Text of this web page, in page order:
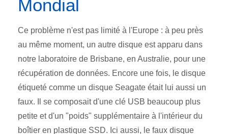
Mondial
Ce problème n'est pas limité à l'Europe : à peu près
au même moment, un autre disque est apparu dans
notre laboratoire de Brisbane, en Australie, pour une
récupération de données. Encore une fois, le disque
étiqueté comme un disque Seagate était lui aussi un
faux. Il se composait d'une clé USB beaucoup plus
petite et d'un "poids" supplémentaire à l'intérieur du
boîtier en plastique SSD. Ici aussi, le faux disque